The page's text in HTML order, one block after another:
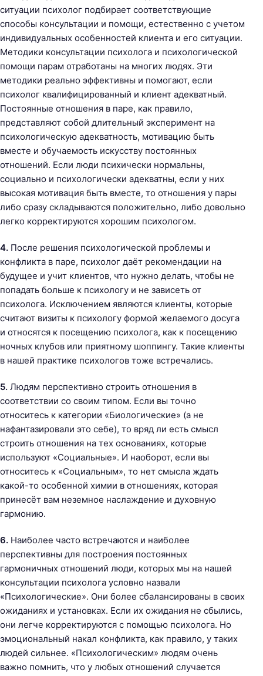
ситуации психолог подбирает соответствующие
способы консультации и помощи, естественно с учетом
индивидуальных особенностей клиента и его ситуации.
Методики консультации психолога и психологической
помощи парам отработаны на многих людях. Эти
методики реально эффективны и помогают, если
психолог квалифицированный и клиент адекватный.
Постоянные отношения в паре, как правило,
представляют собой длительный эксперимент на
психологическую адекватность, мотивацию быть
вместе и обучаемость искусству постоянных
отношений. Если люди психически нормальны,
социально и психологически адекватны, если у них
высокая мотивация быть вместе, то отношения у пары
либо сразу складываются положительно, либо довольно
легко корректируются хорошим психологом.
4. После решения психологической проблемы и
конфликта в паре, психолог даёт рекомендации на
будущее и учит клиентов, что нужно делать, чтобы не
попадать больше к психологу и не зависеть от
психолога. Исключением являются клиенты, которые
считают визиты к психологу формой желаемого досуга
и относятся к посещению психолога, как к посещению
ночных клубов или приятному шоппингу. Такие клиенты
в нашей практике психологов тоже встречались.
5. Людям перспективно строить отношения в
соответствии со своим типом. Если вы точно
относитесь к категории «Биологические» (а не
нафантазировали это себе), то вряд ли есть смысл
строить отношения на тех основаниях, которые
используют «Социальные». И наоборот, если вы
относитесь к «Социальным», то нет смысла ждать
какой-то особенной химии в отношениях, которая
принесёт вам неземное наслаждение и духовную
гармонию.
6. Наиболее часто встречаются и наиболее
перспективны для построения постоянных
гармоничных отношений люди, которых мы на нашей
консультации психолога условно назвали
«Психологические». Они более сбалансированы в своих
ожиданиях и установках. Если их ожидания не сбылись,
они легче корректируются с помощью психолога. Но
эмоциональный накал конфликта, как правило, у таких
людей сильнее. «Психологическим» людям очень
важно помнить, что у любых отношений случается